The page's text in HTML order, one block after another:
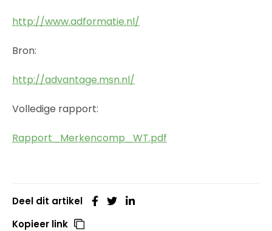
http://www.adformatie.nl/
Bron:
http://advantage.msn.nl/
Volledige rapport:
Rapport_Merkencomp_WT.pdf
Deel dit artikel
Kopieer link